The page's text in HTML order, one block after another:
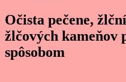
Očista pečene,
žlčových kameňov
spôsobom